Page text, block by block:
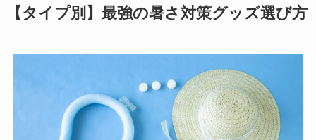
【タイプ別】最強の暑さ対策グッズ選び方